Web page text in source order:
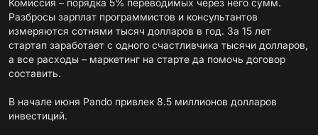
Комиссия – порядка 5% переводимых через него сумм.
Разбросы зарплат программистов и консультантов
измеряются сотнями тысяч долларов в год. За 15 лет
стартап заработает с одного счастливчика тысячи долларов,
а все расходы – маркетинг на старте да помочь договор
составить.
В начале июня Pando привлек 8.5 миллионов долларов
инвестиций.